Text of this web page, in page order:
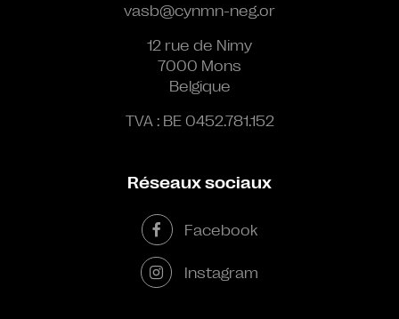
vasb@cynmn-neg.or
12 rue de Nimy
7000 Mons
Belgique
TVA : BE 0452.781.152
Réseaux sociaux
Facebook
Instagram